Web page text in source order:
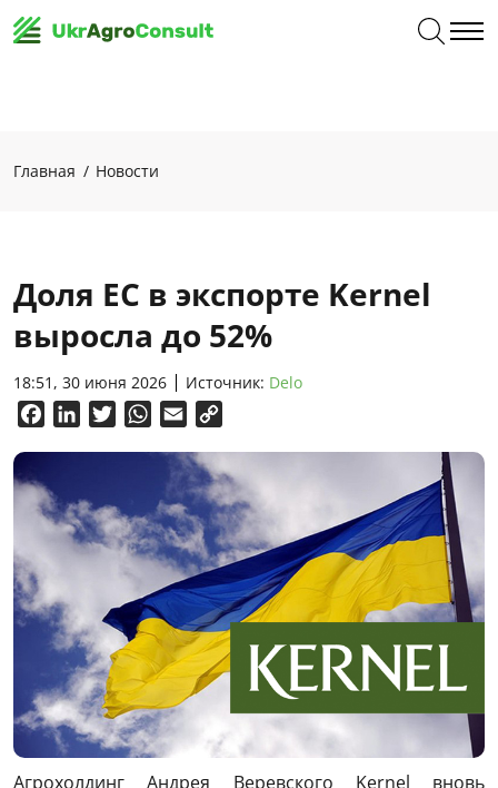
Главная Новости
Доля ЕС в экспорте Kernel
выросла до 52%
18:51, 30 июня 2026 Источник: Delo
FacebookLinkedInTwitterWhatsApp
Email
Агрохолдинг Андрея Веревского Kernel вновь